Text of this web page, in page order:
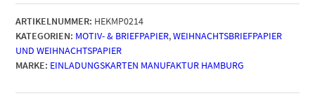
DIN
A4,
Motiv
Weihnachten
Motivpapier
Weihnachtspapier
ARTIKELNUMMER: HEKMP0214
KATEGORIEN: MOTIV- & BRIEFPAPIER,WEIHNACHTSBRIEFPAPIER
UND WEIHNACHTSPAPIER
MARKE: EINLADUNGSKARTEN MANUFAKTUR HAMBURG